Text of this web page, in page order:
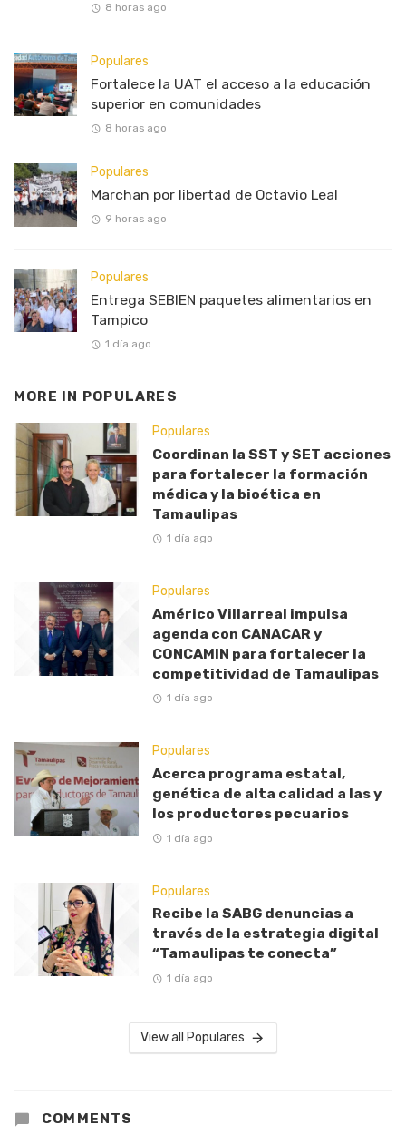
8 horas ago
Populares
Fortalece la UAT el acceso a la educación
superior en comunidades
8 horas ago
Populares
Marchan por libertad de Octavio Leal
9 horas ago
Populares
Entrega SEBIEN paquetes alimentarios en
Tampico
1 día ago
MORE IN POPULARES
Populares
Coordinan la SST y SET acciones
para fortalecer la formación
médica y la bioética en
Tamaulipas
1 día ago
Populares
Américo Villarreal impulsa
agenda con CANACAR y
CONCAMIN para fortalecer la
competitividad de Tamaulipas
1 día ago
Populares
Acerca programa estatal,
genética de alta calidad a las y
los productores pecuarios
1 día ago
Populares
Recibe la SABG denuncias a
través de la estrategia digital
“Tamaulipas te conecta”
1 día ago
View all Populares
COMMENTS